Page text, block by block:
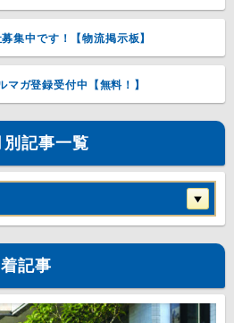
集中です！【物流掲示板】
マガ登録受付中【無料！】
別記事一覧
記事